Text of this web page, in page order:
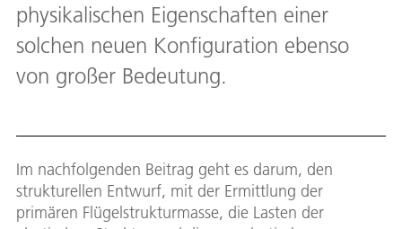
physikalischen Eigenschaften einer
solchen neuen Konfiguration ebenso
von großer Bedeutung.
Im nachfolgenden Beitrag geht es darum, den
strukturellen Entwurf, mit der Ermittlung der
primären Flügelstrukturmasse, die Lasten der